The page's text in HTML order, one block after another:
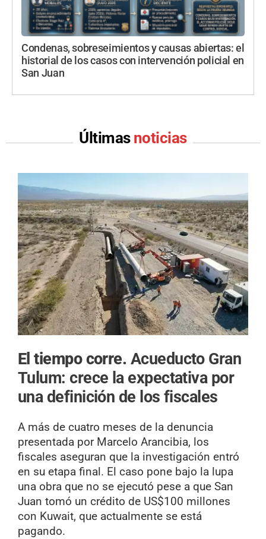
Condenas, sobreseimientos y causas abiertas: el
historial de los casos con intervención policial en
San Juan
Últimas noticias
El tiempo corre. Acueducto Gran
Tulum: crece la expectativa por
una definición de los fiscales
A más de cuatro meses de la denuncia
presentada por Marcelo Arancibia, los
fiscales aseguran que la investigación entró
en su etapa final. El caso pone bajo la lupa
una obra que no se ejecutó pese a que San
Juan tomó un crédito de US$100 millones
con Kuwait, que actualmente se está
pagando.